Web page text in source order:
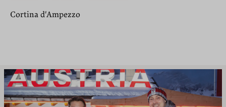
Cortina d'Ampezzo